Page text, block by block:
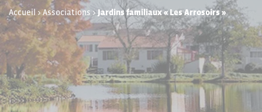
Accueil >Associations > Jardins familiaux « Les Arrosoirs »